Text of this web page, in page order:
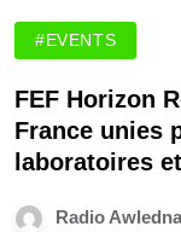
#EVENTS
FEF Horizon
France unies
laboratoires
Radio